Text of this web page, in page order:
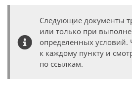
Следующие документы
или только при
определенных условий.
к каждому пункту и
по ссылкам.